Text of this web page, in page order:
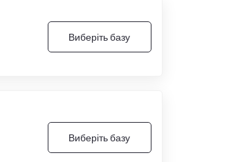
Виберіть базу
Виберіть базу